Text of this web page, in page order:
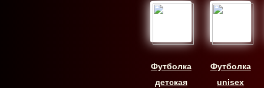
Футболка
детская
Футболка
unisex